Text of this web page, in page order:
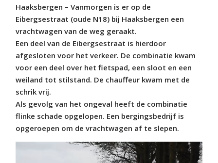
Haaksbergen – Vanmorgen is er op de
Eibergsestraat (oude N18) bij Haaksbergen een
vrachtwagen van de weg geraakt.
Een deel van de Eibergsestraat is hierdoor
afgesloten voor het verkeer. De combinatie kwam
voor een deel over het fietspad, een sloot en een
weiland tot stilstand. De chauffeur kwam met de
schrik vrij.
Als gevolg van het ongeval heeft de combinatie
flinke schade opgelopen. Een bergingsbedrijf is
opgeroepen om de vrachtwagen af te slepen.